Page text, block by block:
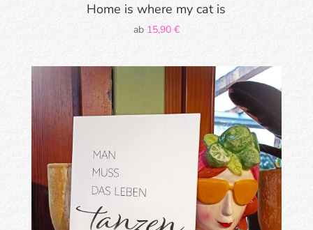
Home is where my cat is
ab 15,90 €